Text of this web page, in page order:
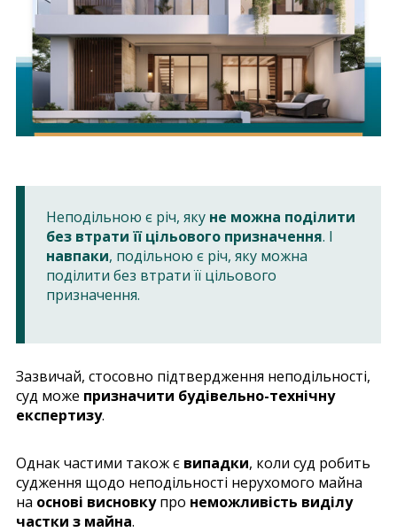
Неподільною є річ, яку не можна поділити
без втрати її цільового призначення. І
навпаки, подільною є річ, яку можна
поділити без втрати її цільового
призначення.
Зазвичай, стосовно підтвердження неподільності,
суд може призначити будівельно-технічну
експертизу.
Однак частими також є випадки, коли суд робить
судження щодо неподільності нерухомого майна
на основі висновкупро неможливість виділу
частки з майна.